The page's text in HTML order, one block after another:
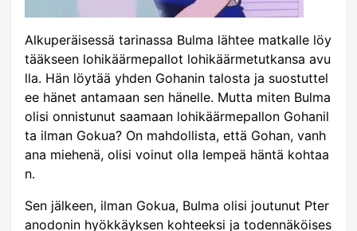
Alkuperäisessä tarinassa Bulma lähtee matkalle löy
tääkseen lohikäärmepallot lohikäärmetutkansa avu
lla. Hän löytää yhden Gohanin talosta ja suostuttel
ee hänet antamaan sen hänelle. Mutta miten Bulma
olisi onnistunut saamaan lohikäärmepallon Gohanil
ta ilman Gokua? On mahdollista, että Gohan, vanh
ana miehenä, olisi voinut olla lempeä häntä kohtaa
n.
Sen jälkeen, ilman Gokua, Bulma olisi joutunut Pter
anodonin hyökkäyksen kohteeksi ja todennäköises